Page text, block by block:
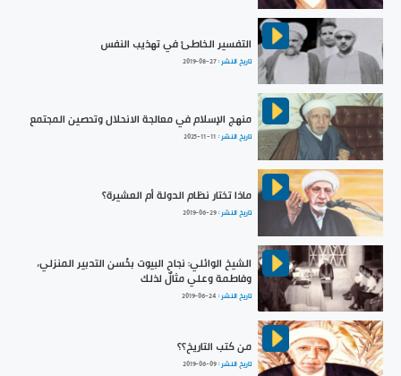
التفسير الخاطئ في تهذيب النفس
تاريخ النشر :2019-08-27
منهج الإسلام في معالجة الانحلال وتحصين المجتمع
تاريخ النشر : 2025-11-11
ماذا تختار نظام الدولة أم العشيرة؟
تاريخ النشر :2019-06-29
الشيخ الوائلي: نجاح البيوت بحُسن التدبير المنزلي،
وفاطمة وعلي مثالٌ لذلك
تاريخ النشر : 2019-06-24
من كتب التاريخ؟؟
تاريخ النشر :2019-06-09